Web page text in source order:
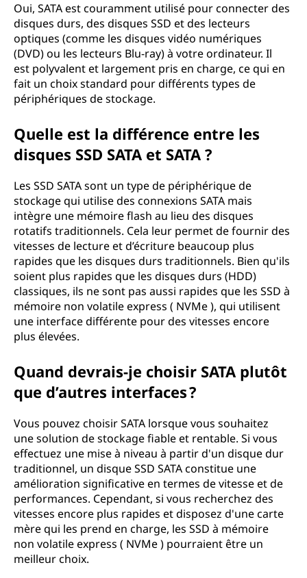
Oui, SATA est couramment utilisé pour connecter des
disques durs, des disques SSD et des lecteurs
optiques (comme les disques vidéo numériques
(DVD) ou les lecteurs Blu-ray) à votre ordinateur. Il
est polyvalent et largement pris en charge, ce qui en
fait un choix standard pour différents types de
périphériques de stockage.
Quelle est la différence entre les
disques SSD SATA et SATA ?
Les SSD SATA sont un type de périphérique de
stockage qui utilise des connexions SATA mais
intègre une mémoire flash au lieu des disques
rotatifs traditionnels. Cela leur permet de fournir des
vitesses de lecture et d’écriture beaucoup plus
rapides que les disques durs traditionnels. Bien qu'ils
soient plus rapides que les disques durs (HDD)
classiques, ils ne sont pas aussi rapides que les SSD à
mémoire non volatile express ( NVMe ), qui utilisent
une interface différente pour des vitesses encore
plus élevées.
Quand devrais-je choisir SATA plutôt
que d’autres interfaces ?
Vous pouvez choisir SATA lorsque vous souhaitez
une solution de stockage fiable et rentable. Si vous
effectuez une mise à niveau à partir d'un disque dur
traditionnel, un disque SSD SATA constitue une
amélioration significative en termes de vitesse et de
performances. Cependant, si vous recherchez des
vitesses encore plus rapides et disposez d'une carte
mère qui les prend en charge, les SSD à mémoire
non volatile express ( NVMe ) pourraient être un
meilleur choix.